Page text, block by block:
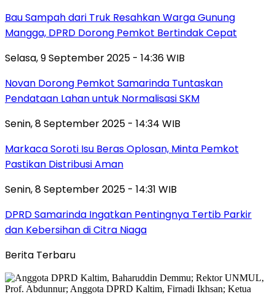
Bau Sampah dari Truk Resahkan Warga Gunung
Mangga, DPRD Dorong Pemkot Bertindak Cepat
Selasa, 9 September 2025 - 14:36 WIB
Novan Dorong Pemkot Samarinda Tuntaskan
Pendataan Lahan untuk Normalisasi SKM
Senin, 8 September 2025 - 14:34 WIB
Markaca Soroti Isu Beras Oplosan, Minta Pemkot
Pastikan Distribusi Aman
Senin, 8 September 2025 - 14:31 WIB
DPRD Samarinda Ingatkan Pentingnya Tertib Parkir
dan Kebersihan di Citra Niaga
Berita Terbaru